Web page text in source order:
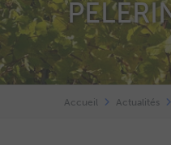
Accueil Actualités